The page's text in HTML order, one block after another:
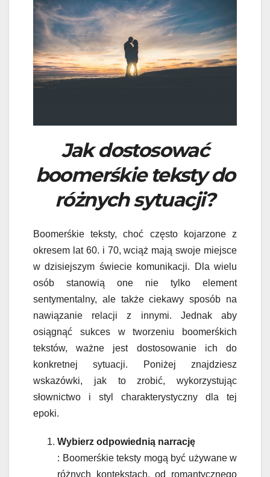
Jak dostosować
boomerśkie teksty do
różnych sytuacji?
Boomerśkie teksty, choć często kojarzone z
okresem lat 60. i 70, wciąż mają swoje miejsce
w dzisiejszym świecie komunikacji. Dla wielu
osób stanowią one nie tylko element
sentymentalny, ale także ciekawy sposób na
nawiązanie relacji z innymi. Jednak aby
osiągnąć sukces w tworzeniu boomerśkich
tekstów, ważne jest dostosowanie ich do
konkretnej sytuacji. Poniżej znajdziesz
wskazówki, jak to zrobić, wykorzystując
słownictwo i styl charakterystyczny dla tej
epoki.
Wybierz odpowiednią narrację
: Boomerśkie teksty mogą być używane w
różnych kontekstach, od romantycznego